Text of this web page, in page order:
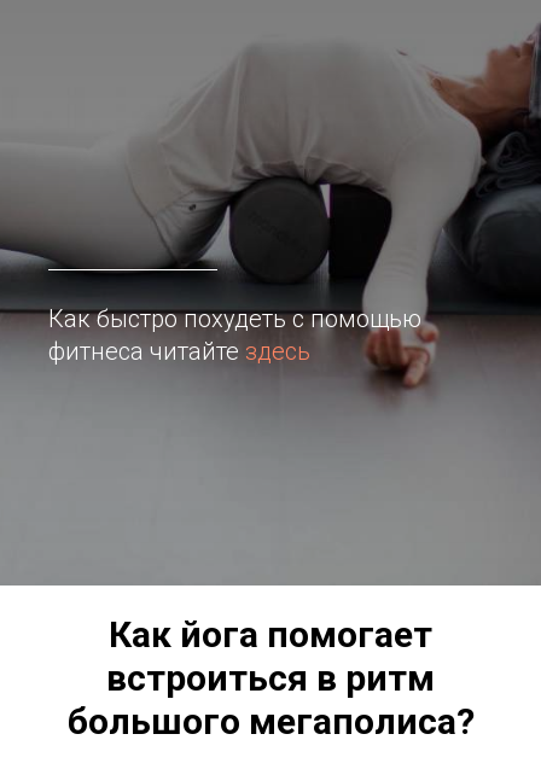
Как быстро похудеть с помощью
фитнеса читайте здесь
Как йога помогает
встроиться в ритм
большого мегаполиса?